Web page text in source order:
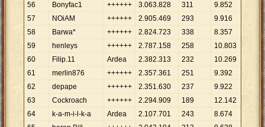
56
Bonyfac1 ++++++ 3.063.828 311 9.852
57
NOiAM ++++++ 2.905.469 293 9.916
58
Barwa* ++++++ 2.824.723 338 8.357
59
henleys ++++++ 2.787.158 258 10.803
60
Filip.11 Ardea 2.382.313 232 10.269
61
merlin876 ++++++ 2.357.361 251 9.392
62
depape ++++++ 2.351.630 237 9.922
63
Cockroach ++++++ 2.294.909 189 12.142
64
k-a-m-i-l-k-a Ardea 2.107.701 243 8.674